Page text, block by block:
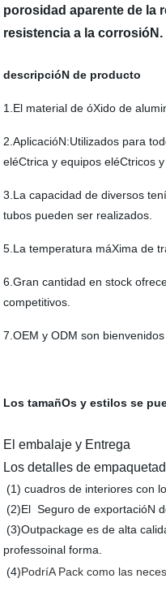
porosidad aparente de la
resistencia a la corrosióN.
descripcióN de producto
1.El material de óXido de
2.AplicacióN:Utilizados para
eléCtrica y equipos eléCtricos
3.La capacidad de diversos
tubos pueden ser realizados.
5.La temperatura máXima de
6.Gran cantidad en stock
competitivos.
7.OEM y ODM son bienvenidos
Los tamañOs y estilos se
El embalaje y Entrega
Los detalles de
(1) cuadros de interiores con
(2)El Seguro de exportacióN
(3)Outpackage es de alta
professoinal forma.
(4)PodríA Pack como las